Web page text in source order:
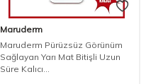
Maruderm
Maruderm Pürüzsüz Görünüm
Sağlayan Yarı Mat Bitişli Uzun
Süre Kalıcı...